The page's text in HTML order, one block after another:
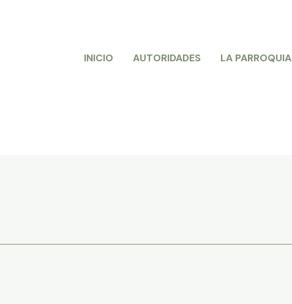
INICIO
AUTORIDADES LA PARROQUIA